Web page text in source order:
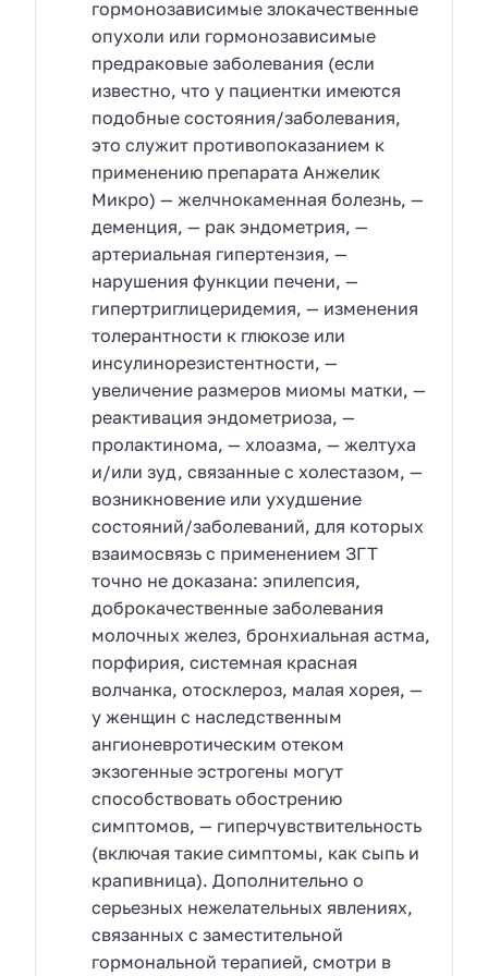
гормонозависимые злокачественные
опухоли или гормонозависимые
предраковые заболевания (если
известно, что у пациентки имеются
подобные состояния/заболевания,
это служит противопоказанием к
применению препарата Анжелик
Микро) — желчнокаменная болезнь, —
деменция, — рак эндометрия, —
артериальная гипертензия, —
нарушения функции печени, —
гипертриглицеридемия, — изменения
толерантности к глюкозе или
инсулинорезистентности, —
увеличение размеров миомы матки, —
реактивация эндометриоза, —
пролактинома, — хлоазма, — желтуха
и/или зуд, связанные с холестазом, —
возникновение или ухудшение
состояний/заболеваний, для которых
взаимосвязь с применением ЗГТ
точно не доказана: эпилепсия,
доброкачественные заболевания
молочных желез, бронхиальная астма,
порфирия, системная красная
волчанка, отосклероз, малая хорея, —
у женщин с наследственным
ангионевротическим отеком
экзогенные эстрогены могут
способствовать обострению
симптомов, — гиперчувствительность
(включая такие симптомы, как сыпь и
крапивница). Дополнительно о
серьезных нежелательных явлениях,
связанных с заместительной
гормональной терапией, смотри в